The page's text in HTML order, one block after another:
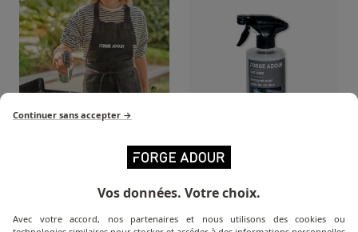
Netz aus rostfreiem
Stahl
Continuer sans accepter →
Vos données. Votre choix.
Avec votre accord, nos partenaires et nous utilisons des cookies ou